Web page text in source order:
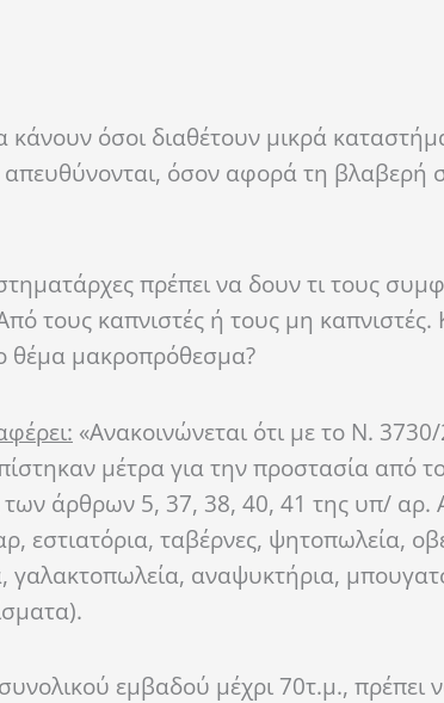
όσοι διαθέτουν μικρά
όσον αφορά τη βλαβερή
πρέπει να δουν τι τους
τους καπνιστές ή τους μη
θέμα μακροπρόθεσμα?
«Ανακοινώνεται ότι με το Ν.
μέτρα για την προστασία από
των άρθρων 5, 37, 38, 40, 41 της υπ/ αρ.
εστιατόρια, ταβέρνες, ψητοπωλεία,
γαλακτοπωλεία, αναψυκτήρια,
εμβαδού μέχρι 70τ.μ., πρέπει